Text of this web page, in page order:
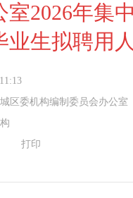
室2026年集
业生拟聘用
区委机构编制委员会办公室
打印